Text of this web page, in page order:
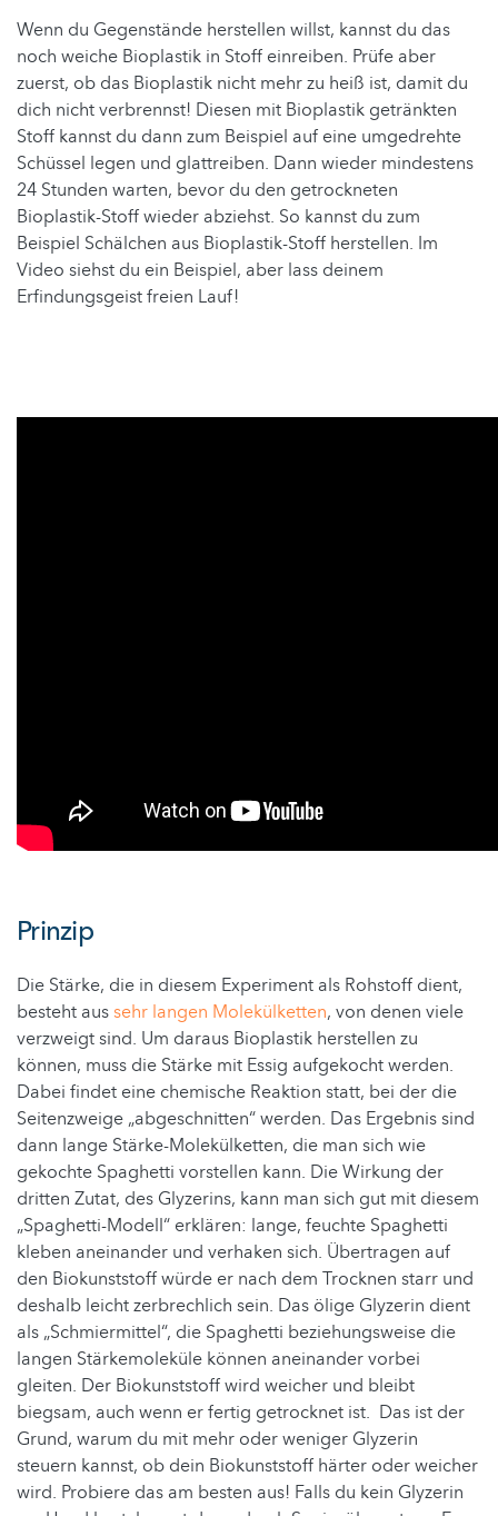
Wenn du Gegenstände herstellen willst, kannst du das
noch weiche Bioplastik in Stoff einreiben. Prüfe aber
zuerst, ob das Bioplastik nicht mehr zu heiß ist, damit du
dich nicht verbrennst! Diesen mit Bioplastik getränkten
Stoff kannst du dann zum Beispiel auf eine umgedrehte
Schüssel legen und glattreiben. Dann wieder mindestens
24 Stunden warten, bevor du den getrockneten
Bioplastik-Stoff wieder abziehst. So kannst du zum
Beispiel Schälchen aus Bioplastik-Stoff herstellen. Im
Video siehst du ein Beispiel, aber lass deinem
Erfindungsgeist freien Lauf!
Prinzip
Die Stärke, die in diesem Experiment als Rohstoff dient,
besteht aussehr langen Molekülketten, von denen viele
verzweigt sind. Um daraus Bioplastik herstellen zu
können, muss die Stärke mit Essig aufgekocht werden.
Dabei findet eine chemische Reaktion statt, bei der die
Seitenzweige „abgeschnitten“ werden. Das Ergebnis sind
dann lange Stärke-Molekülketten, die man sich wie
gekochte Spaghetti vorstellen kann. Die Wirkung der
dritten Zutat, des Glyzerins, kann man sich gut mit diesem
„Spaghetti-Modell“ erklären: lange, feuchte Spaghetti
kleben aneinander und verhaken sich. Übertragen auf
den Biokunststoff würde er nach dem Trocknen starr und
deshalb leicht zerbrechlich sein. Das ölige Glyzerin dient
als „Schmiermittel“, die Spaghetti beziehungsweise die
langen Stärkemoleküle können aneinander vorbei
gleiten. Der Biokunststoff wird weicher und bleibt
biegsam, auch wenn er fertig getrocknet ist. Das ist der
Grund, warum du mit mehr oder weniger Glyzerin
steuern kannst, ob dein Biokunststoff härter oder weicher
wird. Probiere das am besten aus! Falls du kein Glyzerin